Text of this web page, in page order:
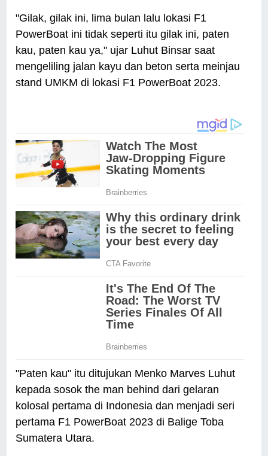
"Gilak, gilak ini, lima bulan lalu lokasi F1
PowerBoat ini tidak seperti itu gilak ini, paten
kau, paten kau ya," ujar Luhut Binsar saat
mengeliling jalan kayu dan beton serta meinjau
stand UMKM di lokasi F1 PowerBoat 2023.
"Paten kau" itu ditujukan Menko Marves Luhut
kepada sosok the man behind dari gelaran
kolosal pertama di Indonesia dan menjadi seri
pertama F1 PowerBoat 2023 di Balige Toba
Sumatera Utara.